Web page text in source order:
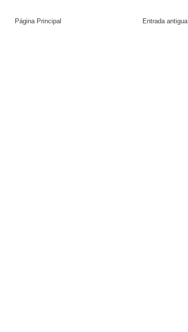
Entrada antigua
Página Principal